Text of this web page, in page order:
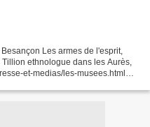
Les armes de l'esprit,
ethnologue dans les Aurès,
et-medias/les-musees.html